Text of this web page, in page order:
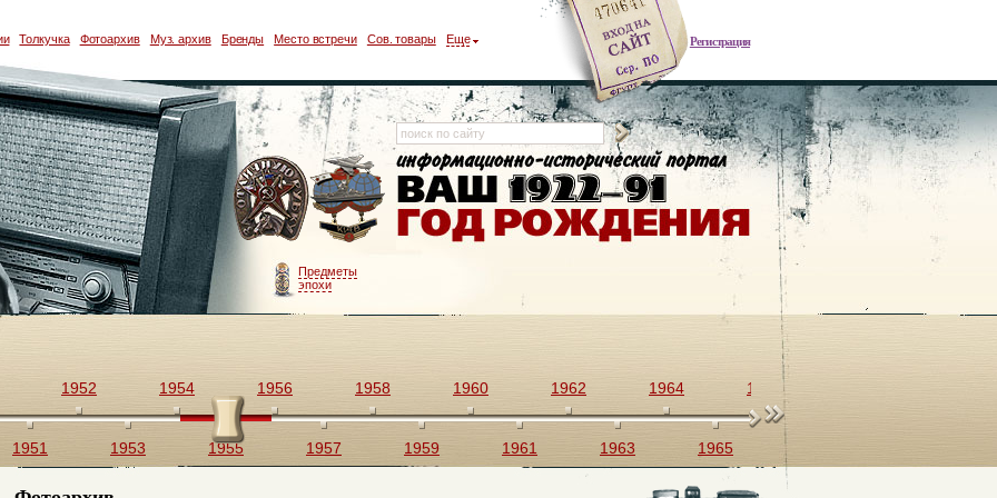
Регистрация
Толкучка Фотоархив Муз. архив Бренды Место встречи Сов. товары Еще
Предметы
эпохи
1951
1952
1953
1954
1955
1956
1957
1958
1959
1960
1961
1962
1963
1964
1965
1966